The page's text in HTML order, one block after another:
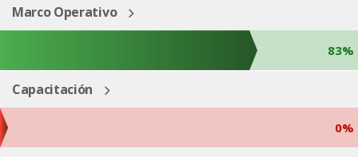
Marco Operativo
83%
Capacitación
0%